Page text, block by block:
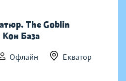
The Goblin
База
Офлайн Екватор